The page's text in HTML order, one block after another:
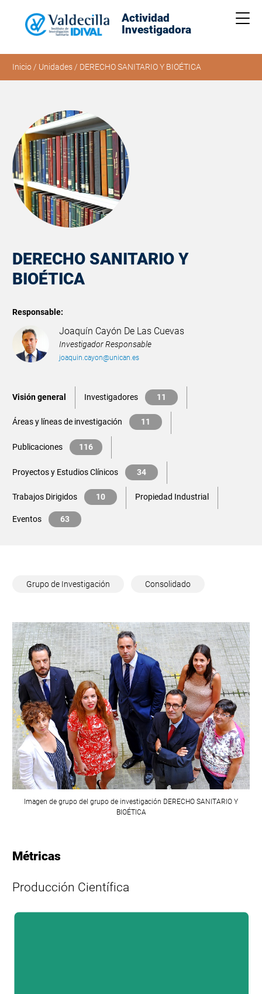
Actividad
Investigadora
Inicio / Unidades / DERECHO SANITARIO Y BIOÉTICA
DERECHO SANITARIO Y
BIOÉTICA
Responsable:
Joaquín Cayón De Las Cuevas
Investigador Responsable
joaquin.cayon@unican.es
Visión general Investigadores 11
Áreas y líneas de investigación 11
Publicaciones 116
Proyectos y Estudios Clínicos 34
Trabajos Dirigidos 10 Propiedad Industrial
Eventos 63
Grupo de Investigación Consolidado
Imagen de grupo del grupo de investigación DERECHO SANITARIO Y
BIOÉTICA
Métricas
Producción Científica
L